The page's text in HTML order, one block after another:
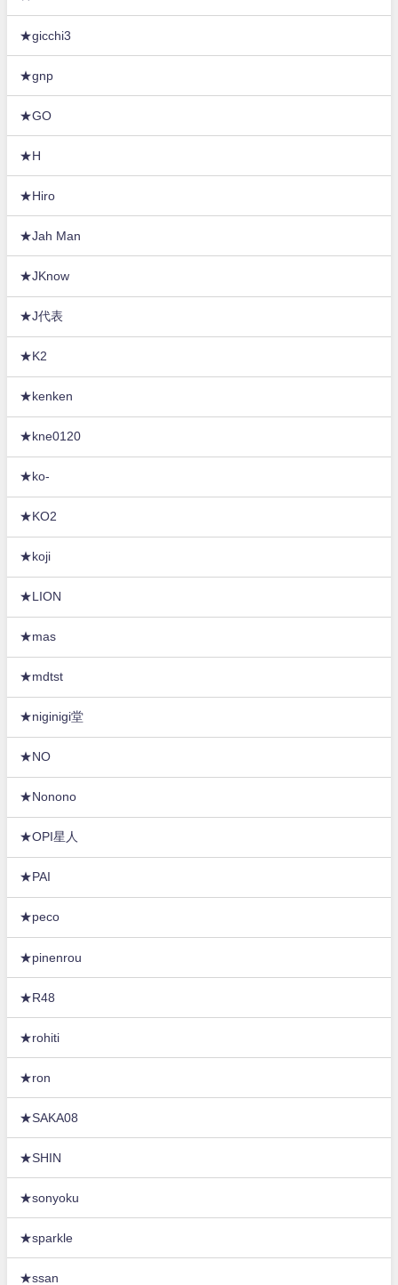
★gicchi3
★gnp
★GO
★H
★Hiro
★Jah Man
★JKnow
★J代表
★K2
★kenken
★kne0120
★ko-
★KO2
★koji
★LION
★mas
★mdtst
★niginigi堂
★NO
★Nonono
★OPI星人
★PAI
★peco
★pinenrou
★R48
★rohiti
★ron
★SAKA08
★SHIN
★sonyoku
★sparkle
★ssan